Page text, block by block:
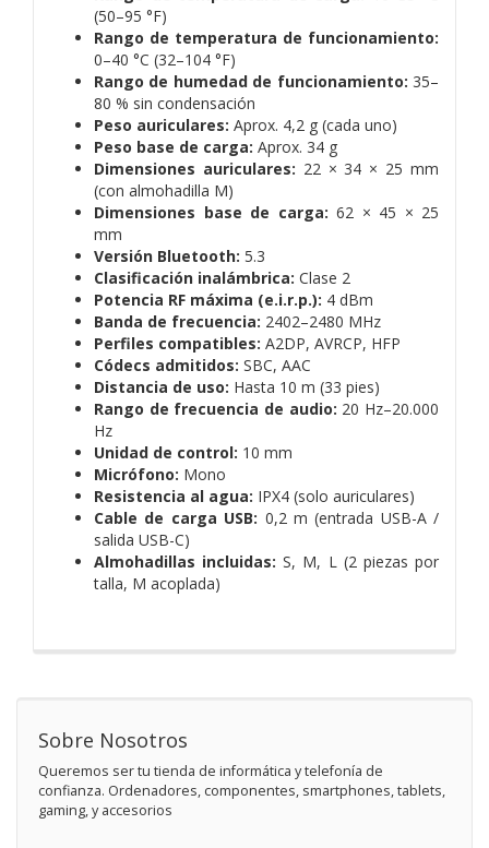
(50–95 °F)
Rango de temperatura de funcionamiento:
0–40 °C (32–104 °F)
Rango de humedad de funcionamiento: 35–
80 % sin condensación
Peso auriculares: Aprox. 4,2 g (cada uno)
Peso base de carga: Aprox. 34 g
Dimensiones auriculares: 22 × 34 × 25 mm
(con almohadilla M)
Dimensiones base de carga: 62 × 45 × 25
mm
Versión Bluetooth: 5.3
Clasificación inalámbrica: Clase 2
Potencia RF máxima (e.i.r.p.): 4 dBm
Banda de frecuencia: 2402–2480 MHz
Perfiles compatibles: A2DP, AVRCP, HFP
Códecs admitidos: SBC, AAC
Distancia de uso: Hasta 10 m (33 pies)
Rango de frecuencia de audio: 20 Hz–20.000
Hz
Unidad de control: 10 mm
Micrófono: Mono
Resistencia al agua: IPX4 (solo auriculares)
Cable de carga USB: 0,2 m (entrada USB-A /
salida USB-C)
Almohadillas incluidas: S, M, L (2 piezas por
talla, M acoplada)
Sobre Nosotros
Queremos ser tu tienda de informática y telefonía de
confianza. Ordenadores, componentes, smartphones, tablets,
gaming, y accesorios